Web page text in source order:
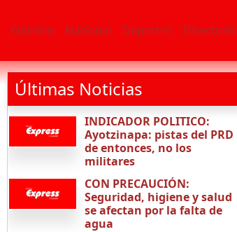
Opinión Nacional Deportes Directorio
Últimas Noticias
INDICADOR POLITICO:
Ayotzinapa: pistas del PRD
de entonces, no los
militares
CON PRECAUCIÓN:
Seguridad, higiene y salud
se afectan por la falta de
agua